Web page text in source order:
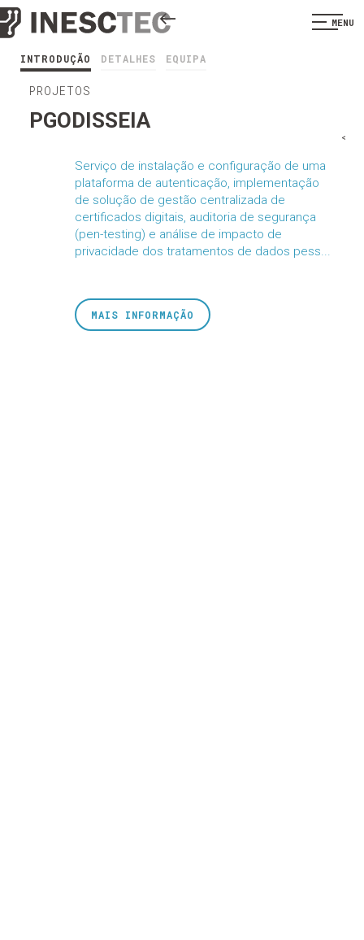
MENU
INTRODUÇÃO DETALHES EQUIPA
PROJETOS
PGODISSEIA
Serviço de instalação e configuração de uma
plataforma de autenticação, implementação
de solução de gestão centralizada de
certificados digitais, auditoria de segurança
(pen-testing) e análise de impacto de
privacidade dos tratamentos de dados pess...
<
MAIS INFORMAÇÃO